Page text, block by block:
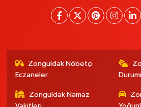
Zonguldak Nöbetçi
Eczaneler
Zonguldak Namaz